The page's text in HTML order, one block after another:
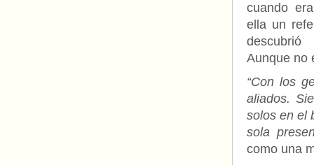
cuando
ella un
Aunque no
“Con los
aliados.
solos en el
sola
como una